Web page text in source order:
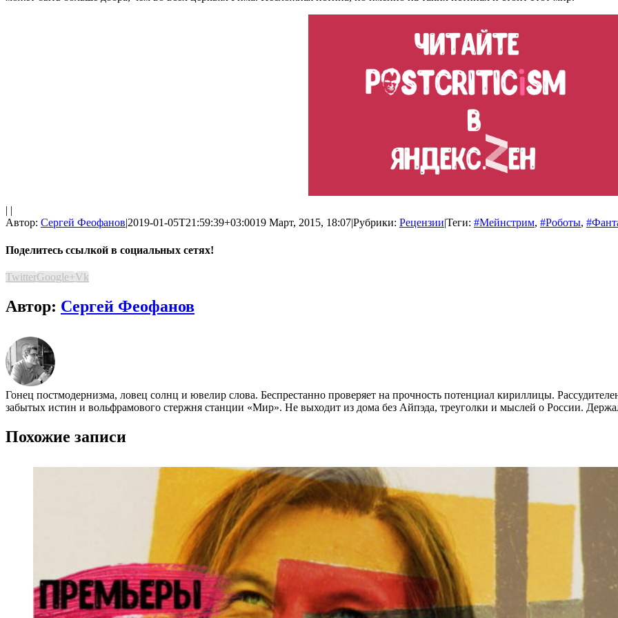
| |
Автор: Сергей Феофанов|2019-01-05T21:59:39+03:0019 Март, 2015, 18:07|Рубрики: Рецензии|Теги: #Мейнстрим, #Роботы,
Поделитесь ссылкой в социальных сетях!
TwitterGoogle+Vk
Автор: Сергей Феофанов
Гонец постмодернизма, ловец солнц и ювелир слова. Беспрестанно проверяет на прочность потенциал кириллицы.
забытых истин и вольфрамового стержня станции «Мир». Не выходит из дома без Айпэда, треуголки и мыслей о России.
Похожие записи